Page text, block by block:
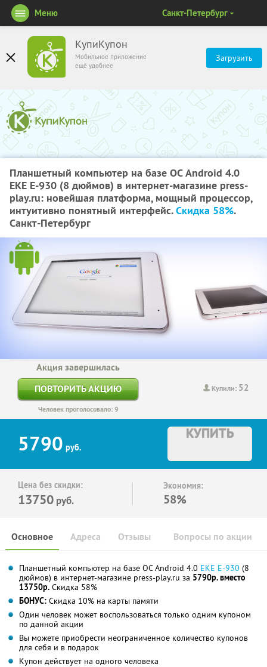
КупиКупон
Мобильное приложение
ещё удобнее
Загрузить
Меню Санкт-Петербург
Планшетный компьютер на базе ОС Android 4.0
EKE E-930 (8 дюймов) в интернет-магазине press-
play.ru: новейшая платформа, мощный процессор,
интуитивно понятный интерфейс.Скидка 58%.
Санкт-Петербург
Купили: 52
Акция завершилась
ПОВТОРИТЬ АКЦИЮ
Человек проголосовало: 9
5790 руб.
КУПИТЬ
Цена без скидки:
13750 руб.
Экономия:
58%
Основное Отзывы Вопросы по акции
Адреса
Планшетный компьютер на базе ОС Android 4.0 EKE E-930 (8
дюймов) в интернет-магазине press-play.ru за 5790р. вместо
13750р. Скидка 58%
БОНУС: Скидка 10% на карты памяти
Один человек может воспользоваться только одним купоном
по данной акции
Вы можете приобрести неограниченное количество купонов
для себя и в подарок
Купон действует на одного человека